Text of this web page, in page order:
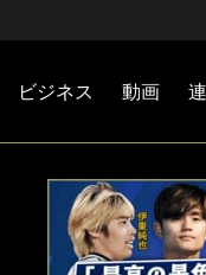
ビジネス 動画